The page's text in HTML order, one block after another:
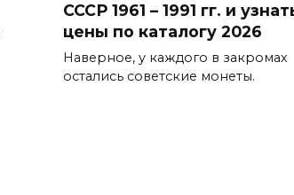
СССР 1961 – 1991 гг. и
цены по каталогу 2026
Наверное, у каждого в закромах
остались советские монеты.